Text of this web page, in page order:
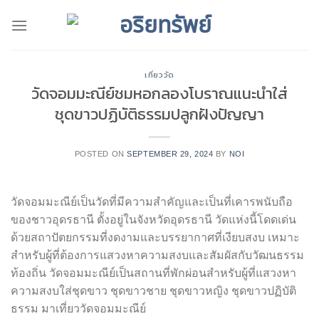
เที่ยววัด
วัดจอมมะณีย์ชมหอกลองโบราณแนะนำใส่
ชุดขาวปฏิบัติธรรมปลูกฝังปัญญา
POSTED ONSEPTEMBER 29, 2024 BY NOI
วัดจอมมะณีย์เป็นวัดที่มีความสำคัญและเป็นที่เคารพนับถือ
ของชาวอุดรธานี ตั้งอยู่ในจังหวัดอุดรธานี วัดแห่งนี้โดดเด่น
ด้วยสถาปัตยกรรมที่งดงามและบรรยากาศที่เงียบสงบ เหมาะ
สำหรับผู้ที่ต้องการแสวงหาความสงบและสัมผัสกับวัฒนธรรม
ท้องถิ่น วัดจอมมะณีย์เป็นสถานที่พักผ่อนสำหรับผู้ที่แสวงหา
ความสงบใส่ชุดขาว ชุดขาวชาย ชุดขาวหญิง ชุดขาวปฏิบัติ
ธรรม มาเที่ยววัดจอมมะณีย์